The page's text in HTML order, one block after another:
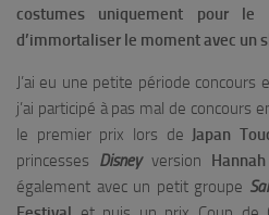
costumes uniquement pour
d’immortaliser le moment avec un
J’ai eu une petite période
j’ai participé à pas mal de concours
le premier prix lors de
Japan
princesses Disney version
également avec un petit groupe